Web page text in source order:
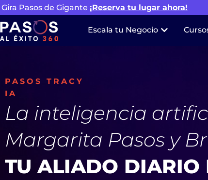
Gira Pasos de Gigante ¡Reserva tu lugar ahora!
Escala tu Negocio
PASOS TRACY
IA
La inteligencia
Margarita Pasos y
TU ALIADO DIARIO